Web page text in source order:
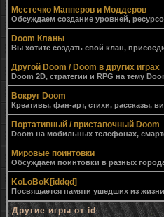
Местечко Мапперов и Моддеров
Обсуждаем создание уровней,
Doom Кланы
Вы хотите создать свой клан,
Другой Doom / Doom в других играх
Doom 2D, стратегии и RPG на тему
Вокруг Doom
Креативы, фан-арт, стихи, рассказы,
Портативный / приставочный Doom
Doom на мобильных телефонах,
Мировые поинтовки
Обсуждаем поинтовки в разных
KoLoBoK[iddqd]
Посвящается памяти ушедших из
Другие игры от id